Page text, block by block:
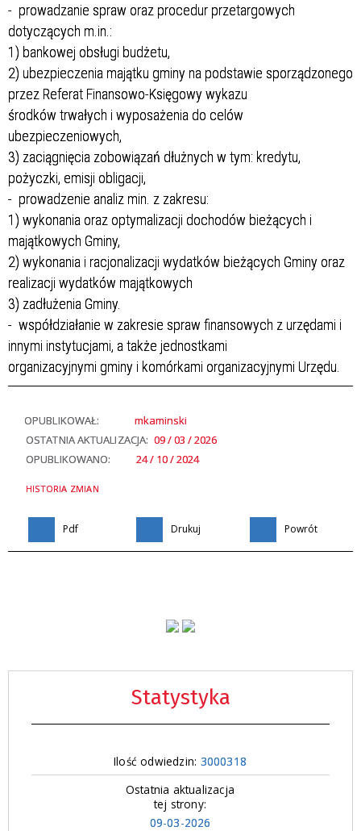
Statystyka
Ilość odwiedzin: 3000318
Ostatnia aktualizacja
tej strony:
09-03-2026
- prowadzanie spraw oraz procedur przetargowych
dotyczących m.in.:
1) bankowej obsługi budżetu,
2) ubezpieczenia majątku gminy na podstawie sporządzonego
przez Referat Finansowo-Księgowy wykazu
środków trwałych i wyposażenia do celów
ubezpieczeniowych,
3) zaciągnięcia zobowiązań dłużnych w tym: kredytu,
pożyczki, emisji obligacji,
- prowadzenie analiz min. z zakresu:
1) wykonania oraz optymalizacji dochodów bieżących i
majątkowych Gminy,
2) wykonania i racjonalizacji wydatków bieżących Gminy oraz
realizacji wydatków majątkowych
3) zadłużenia Gminy.
- współdziałanie w zakresie spraw finansowych z urzędami i
innymi instytucjami, a także jednostkami
organizacyjnymi gminy i komórkami organizacyjnymi Urzędu.
OPUBLIKOWAŁ:
mkaminski
OSTATNIA AKTUALIZACJA: 09 / 03 / 2026
OPUBLIKOWANO:
24 / 10 / 2024
HISTORIA ZMIAN
Pdf Drukuj Powrót